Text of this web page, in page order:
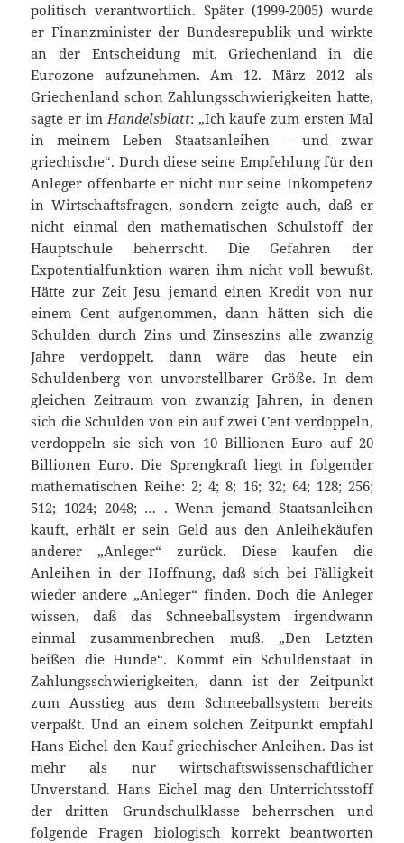
politisch verantwortlich. Später (1999-2005) wurde
er Finanzminister der Bundesrepublik und wirkte
an der Entscheidung mit, Griechenland in die
Eurozone aufzunehmen. Am 12. März 2012 als
Griechenland schon Zahlungsschwierigkeiten hatte,
sagte er imHandelsblatt: „Ich kaufe zum ersten Mal
in meinem Leben Staatsanleihen – und zwar
griechische“. Durch diese seine Empfehlung für den
Anleger offenbarte er nicht nur seine Inkompetenz
in Wirtschaftsfragen, sondern zeigte auch, daß er
nicht einmal den mathematischen Schulstoff der
Hauptschule beherrscht. Die Gefahren der
Expotentialfunktion waren ihm nicht voll bewußt.
Hätte zur Zeit Jesu jemand einen Kredit von nur
einem Cent aufgenommen, dann hätten sich die
Schulden durch Zins und Zinseszins alle zwanzig
Jahre verdoppelt, dann wäre das heute ein
Schuldenberg von unvorstellbarer Größe. In dem
gleichen Zeitraum von zwanzig Jahren, in denen
sich die Schulden von ein auf zwei Cent verdoppeln,
verdoppeln sie sich von 10 Billionen Euro auf 20
Billionen Euro. Die Sprengkraft liegt in folgender
mathematischen Reihe: 2; 4; 8; 16; 32; 64; 128; 256;
512; 1024; 2048; … . Wenn jemand Staatsanleihen
kauft, erhält er sein Geld aus den Anleihekäufen
anderer „Anleger“ zurück. Diese kaufen die
Anleihen in der Hoffnung, daß sich bei Fälligkeit
wieder andere „Anleger“ finden. Doch die Anleger
wissen, daß das Schneeballsystem irgendwann
einmal zusammenbrechen muß. „Den Letzten
beißen die Hunde“. Kommt ein Schuldenstaat in
Zahlungsschwierigkeiten, dann ist der Zeitpunkt
zum Ausstieg aus dem Schneeballsystem bereits
verpaßt. Und an einem solchen Zeitpunkt empfahl
Hans Eichel den Kauf griechischer Anleihen. Das ist
mehr als nur wirtschaftswissenschaftlicher
Unverstand. Hans Eichel mag den Unterrichtsstoff
der dritten Grundschulklasse beherrschen und
folgende Fragen biologisch korrekt beantworten